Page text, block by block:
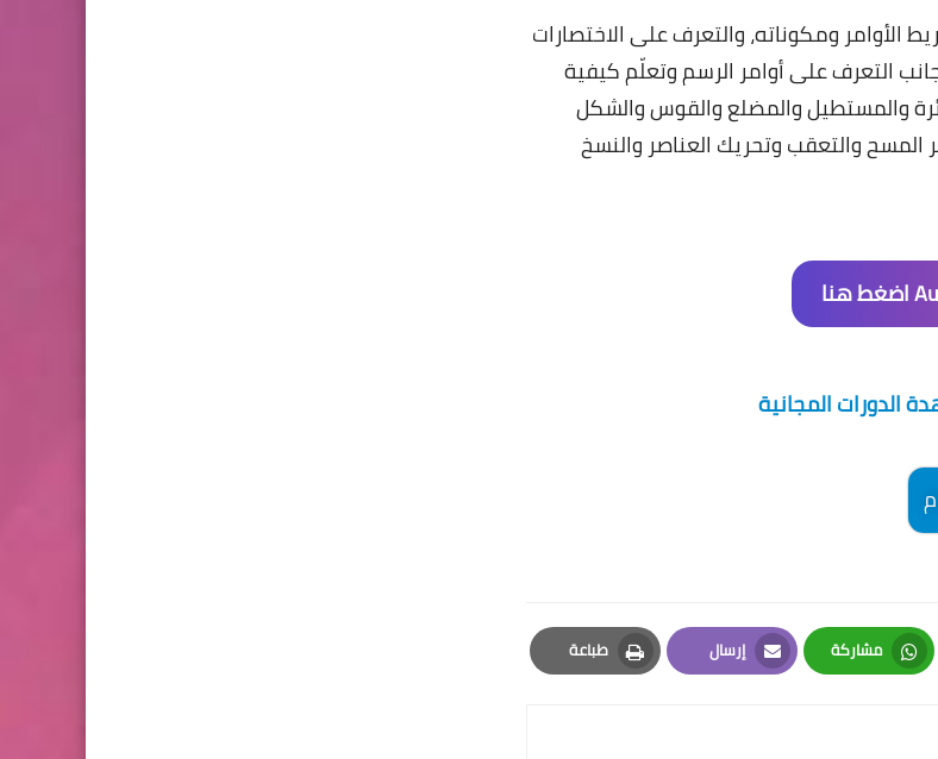
ومكوناته، والتعرف على الاختصارات
التعرف على أوامر الرسم وتعلّم كيفية
والمستطيل والمضلع والقوس والشكل
المسح والتعقب وتحريك العناصر والنسخ
اضغط هنا
الدورات المجانية
مشاركة
Whatsapp
إرسال
Email
طباعة
Print